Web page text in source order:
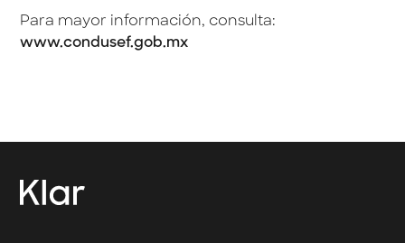
Para mayor información, consulta:
www.condusef.gob.mx